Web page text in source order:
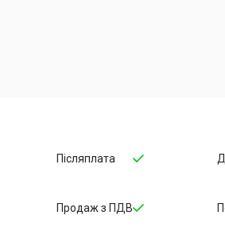
Післяплата
Продаж з ПДВ